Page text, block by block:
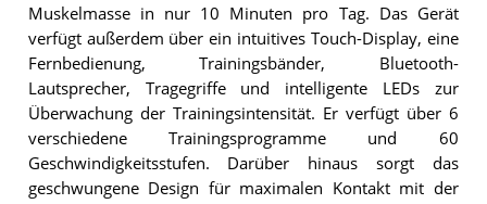
Muskelmasse in nur 10 Minuten pro Tag. Das Gerät
verfügt außerdem über ein intuitives Touch-Display, eine
Fernbedienung, Trainingsbänder, Bluetooth-
Lautsprecher, Tragegriffe und intelligente LEDs zur
Überwachung der Trainingsintensität. Er verfügt über 6
verschiedene Trainingsprogramme und 60
Geschwindigkeitsstufen. Darüber hinaus sorgt das
geschwungene Design für maximalen Kontakt mit der